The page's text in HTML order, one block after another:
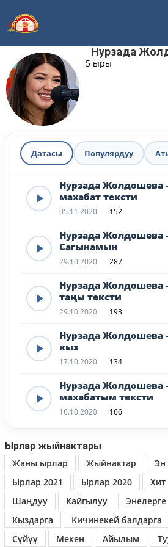
Нурзада
5 ыры
Датасы Популярдуу
Нурзада
махабат тексти
05.11.2020 152
Нурзада Жолдошева
Сагынамын
29.10.2020 287
Нурзада Жолдошева
таңы тексти
29.10.2020 193
Нурзада
кыз
17.10.2020 134
Нурзада Жолдошева
махабатым тексти
16.10.2020 166
Ырлар жыйнактары
Жаны ырлар
Жыйнактар
Эн
Ырлар 2021
Ырлар 2020 Хит
Шаңдуу
Кайгылуу Энелерге
Кыздарга
Кичинекей балдарга
Сүйүү
Мекен Айылым